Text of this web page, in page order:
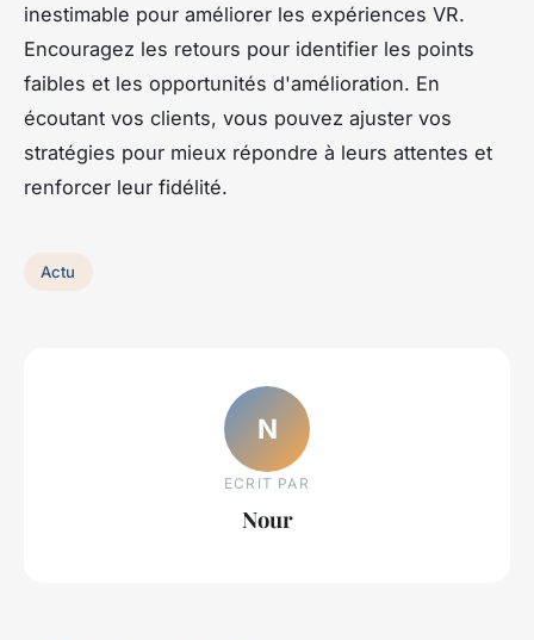
inestimable pour améliorer les expériences VR.
Encouragez les retours pour identifier les points
faibles et les opportunités d'amélioration. En
écoutant vos clients, vous pouvez ajuster vos
stratégies pour mieux répondre à leurs attentes et
renforcer leur fidélité.
Actu
N
ECRIT PAR
Nour